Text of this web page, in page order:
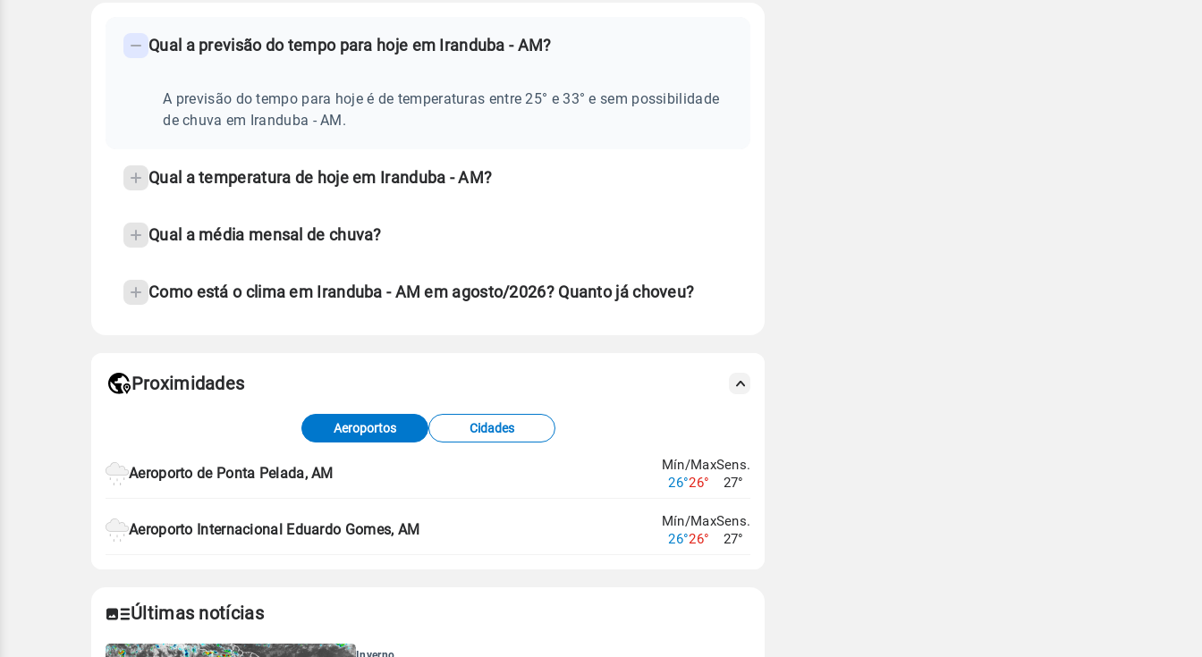
PREVISÃO
frequentes
temperatura
Qual a previsão do tempo para hoje em Iranduba - AM?
A previsão do tempo para hoje é de temperaturas entre 25° e 33° e sem possibilidade
de chuva em Iranduba - AM.
Qual a temperatura de hoje em Iranduba - AM?
Qual a média mensal de chuva?
Como está o clima em Iranduba - AM em agosto/2026? Quanto já choveu?
de Tempo e Estudos Climáticos (CPTEC).
Proximidades
Aeroportos Cidades
Aeroporto de Ponta Pelada, AM
Mín/Max
26°26°
Sens.
27°
Aeroporto Internacional Eduardo Gomes, AM
Mín/Max
26°26°
Sens.
27°
Últimas notícias